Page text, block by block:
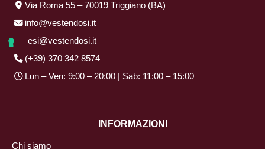
Via Roma 55 – 70019 Triggiano (BA)
info@vestendosi.it
resi@vestendosi.it
(+39) 370 342 8574
Lun – Ven: 9:00 – 20:00 | Sab: 11:00 – 15:00
INFORMAZIONI
Chi siamo